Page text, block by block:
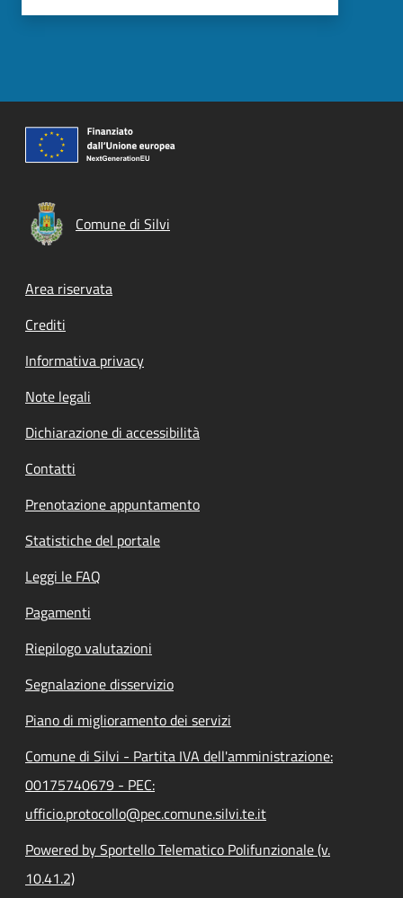
Comune di Silvi
Footer menu
Area riservata
Crediti
Informativa privacy
Note legali
Dichiarazione di accessibilità
Contatti
Prenotazione appuntamento
Statistiche del portale
Leggi le FAQ
Pagamenti
Riepilogo valutazioni
Segnalazione disservizio
Piano di miglioramento dei servizi
Comune di Silvi - Partita IVA dell'amministrazione:
00175740679 - PEC:
ufficio.protocollo@pec.comune.silvi.te.it
Powered by Sportello Telematico Polifunzionale (v.
10.41.2)